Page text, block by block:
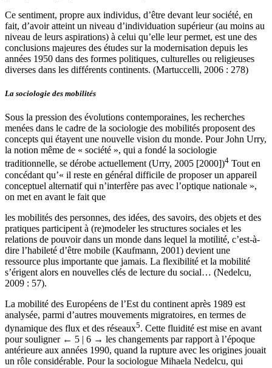
Ce sentiment, propre aux individus, d’être devant leur société, en
fait, d’avoir atteint un niveau d’individuation supérieur (au moins au
niveau de leurs aspirations) à celui qu’elle leur permet, est une des
conclusions majeures des études sur la modernisation depuis les
années 1950 dans des formes politiques, culturelles ou religieuses
Sous la pression des évolutions contemporaines, les recherches
menées dans le cadre de la sociologie des mobilités proposent des
concepts qui étayent une nouvelle vision du monde. Pour John Urry,
la notion même de « société », qui a fondé la sociologie
traditionnelle, se dérobe actuellement (Urry, 2005 [2000]) 4Tout en
concédant qu’« il reste en général difficile de proposer un appareil
conceptuel alternatif qui n’interfère pas avec l’optique nationale »,
les mobilités des personnes, des idées, des savoirs, des objets et des
pratiques participent à (re)modeler les structures sociales et les
relations de pouvoir dans un monde dans lequel la motilité, c’est-à-
dire l’habileté d’être mobile (Kaufmann, 2001) devient une
ressource plus importante que jamais. La flexibilité et la mobilité
s’érigent alors en nouvelles clés de lecture du social… (Nedelcu,
La mobilité des Européens de l’Est du continent après 1989 est
analysée, parmi d’autres mouvements migratoires, en termes de
dynamique des flux et des réseaux5. Cette fluidité est mise en avant
pour souligner← 5 | 6 →les changements par rapport à l’époque
antérieure aux années 1990, quand la rupture avec les origines jouait